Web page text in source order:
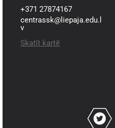
+371 27874167
centrassk@liepaja.edu.l
v
Skatīt kartē